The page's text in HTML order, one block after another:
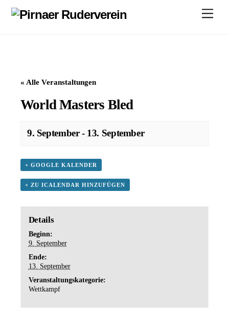
« Alle Veranstaltungen
World Masters Bled
9. September- 13. September
+ GOOGLE KALENDER
+ ZU ICALENDAR HINZUFÜGEN
Details
Beginn:
9. September
Ende:
13. September
Veranstaltungskategorie:
Wettkampf